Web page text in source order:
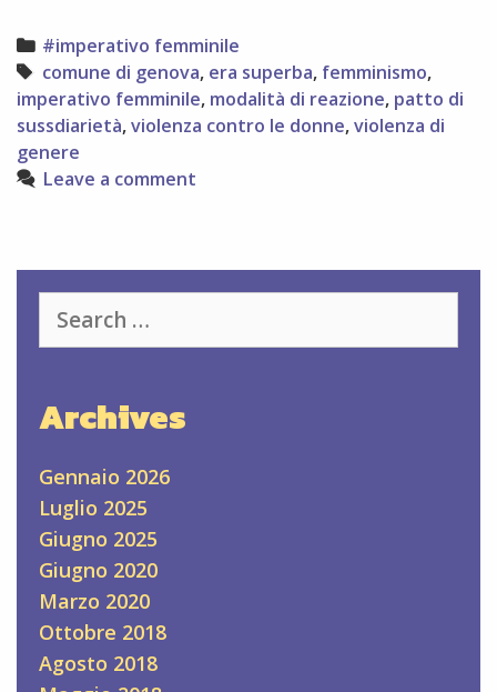
fare
rete
contro
la
Categories
#imperativo femminile
Tags
comune di genova, era superba, femminismo,
imperativo femminile, modalità di reazione, patto di
sussdiarietà,violenza contro le donne,violenza di
genere
Leave a comment
for:
Archives
Gennaio 2026
Luglio 2025
Giugno 2025
Giugno 2020
Marzo 2020
Ottobre 2018
Agosto 2018